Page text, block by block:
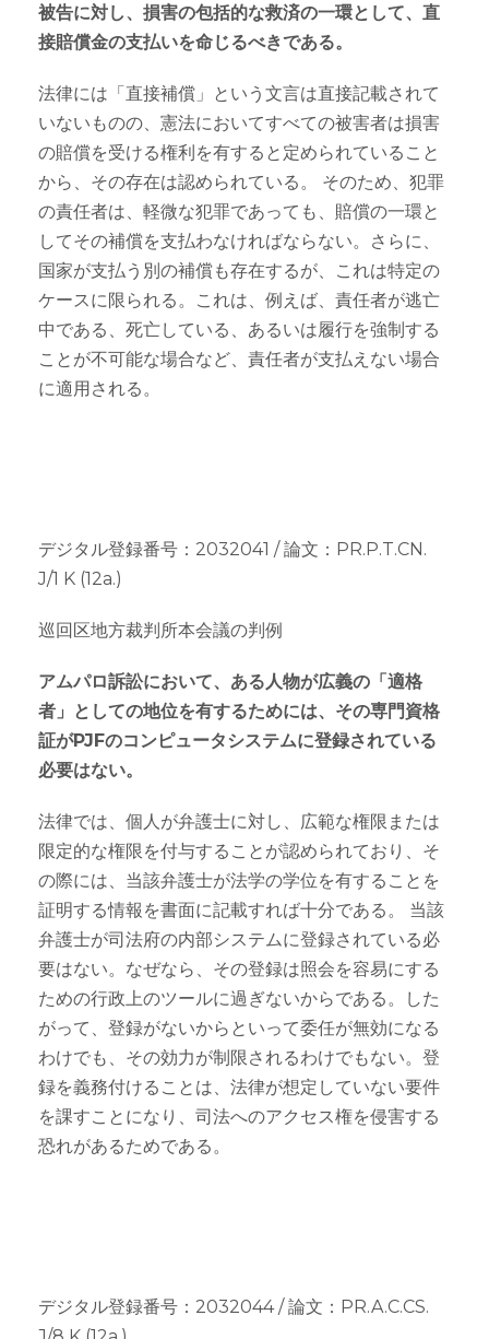
被告に対し、損害の包括的な救済の一環として、直
接賠償金の支払いを命じるべきである。
法律には「直接補償」という文言は直接記載されて
いないものの、憲法においてすべての被害者は損害
の賠償を受ける権利を有すると定められていること
から、その存在は認められている。 そのため、犯罪
の責任者は、軽微な犯罪であっても、賠償の一環と
してその補償を支払わなければならない。さらに、
国家が支払う別の補償も存在するが、これは特定の
ケースに限られる。これは、例えば、責任者が逃亡
中である、死亡している、あるいは履行を強制する
ことが不可能な場合など、責任者が支払えない場合
に適用される。
デジタル登録番号：2032041 / 論文：PR.P.T.CN.
J/1 K (12a.)
巡回区地方裁判所本会議の判例
アムパロ訴訟において、ある人物が広義の「適格
者」としての地位を有するためには、その専門資格
証がPJFのコンピュータシステムに登録されている
必要はない。
法律では、個人が弁護士に対し、広範な権限または
限定的な権限を付与することが認められており、そ
の際には、当該弁護士が法学の学位を有することを
証明する情報を書面に記載すれば十分である。 当該
弁護士が司法府の内部システムに登録されている必
要はない。なぜなら、その登録は照会を容易にする
ための行政上のツールに過ぎないからである。した
がって、登録がないからといって委任が無効になる
わけでも、その効力が制限されるわけでもない。登
録を義務付けることは、法律が想定していない要件
を課すことになり、司法へのアクセス権を侵害する
恐れがあるためである。
デジタル登録番号：2032044 / 論文：PR.A.C.CS.